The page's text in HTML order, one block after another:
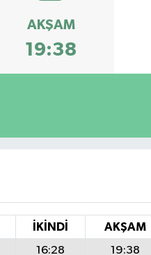
AKŞAM
19:38
İKINDI AKŞAM
16:28 19:38